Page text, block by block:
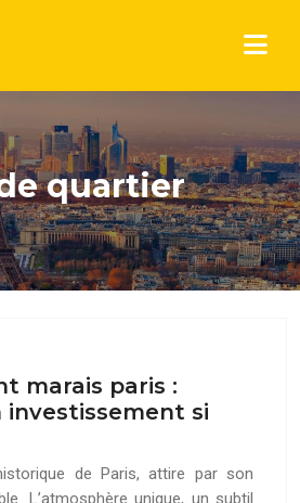
quartier
marais paris :
investissement si
de Paris, attire par son
L’atmosphère unique, un subtil